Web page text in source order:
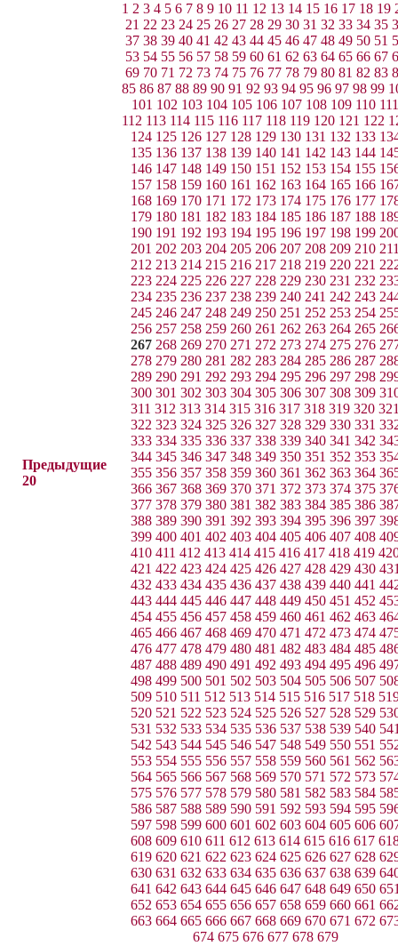
Предыдущие
20
1 2 3 4 5 6 7 8 9 10 11 12 13 14 15 16 17 18 19
21 22 23 24 25 26 27 28 29 30 31 32 33 34 35
37 38 39 40 41 42 43 44 45 46 47 48 49 50 51
53 54 55 56 57 58 59 60 61 62 63 64 65 66 67
69 70 71 72 73 74 75 76 77 78 79 80 81 82 83
85 86 87 88 89 90 91 92 93 94 95 96 97 98 99
101 102 103 104 105 106 107 108 109 110 111
112 113 114 115 116 117 118 119 120 121 122
124 125 126 127 128 129 130 131 132 133
135 136 137 138 139 140 141 142 143 144
146 147 148 149 150 151 152 153 154 155
157 158 159 160 161 162 163 164 165 166
168 169 170 171 172 173 174 175 176 177
179 180 181 182 183 184 185 186 187 188
190 191 192 193 194 195 196 197 198 199
201 202 203 204 205 206 207 208 209 210
212 213 214 215 216 217 218 219 220 221
223 224 225 226 227 228 229 230 231 232
234 235 236 237 238 239 240 241 242 243
245 246 247 248 249 250 251 252 253 254
256 257 258 259 260 261 262 263 264 265
267 268 269 270 271 272 273 274 275 276
278 279 280 281 282 283 284 285 286 287
289 290 291 292 293 294 295 296 297 298
300 301 302 303 304 305 306 307 308 309
311 312 313 314 315 316 317 318 319 320
322 323 324 325 326 327 328 329 330 331
333 334 335 336 337 338 339 340 341 342
344 345 346 347 348 349 350 351 352 353
355 356 357 358 359 360 361 362 363 364
366 367 368 369 370 371 372 373 374 375
377 378 379 380 381 382 383 384 385 386
388 389 390 391 392 393 394 395 396 397
399 400 401 402 403 404 405 406 407 408
410 411 412 413 414 415 416 417 418 419
421 422 423 424 425 426 427 428 429 430
432 433 434 435 436 437 438 439 440 441
443 444 445 446 447 448 449 450 451 452
454 455 456 457 458 459 460 461 462 463
465 466 467 468 469 470 471 472 473 474
476 477 478 479 480 481 482 483 484 485
487 488 489 490 491 492 493 494 495 496
498 499 500 501 502 503 504 505 506 507
509 510 511 512 513 514 515 516 517 518
520 521 522 523 524 525 526 527 528 529
531 532 533 534 535 536 537 538 539 540
542 543 544 545 546 547 548 549 550 551
553 554 555 556 557 558 559 560 561 562
564 565 566 567 568 569 570 571 572 573
575 576 577 578 579 580 581 582 583 584
586 587 588 589 590 591 592 593 594 595
597 598 599 600 601 602 603 604 605 606
608 609 610 611 612 613 614 615 616 617
619 620 621 622 623 624 625 626 627 628
630 631 632 633 634 635 636 637 638 639
641 642 643 644 645 646 647 648 649 650
652 653 654 655 656 657 658 659 660 661
663 664 665 666 667 668 669 670 671 672
674 675 676 677 678 679